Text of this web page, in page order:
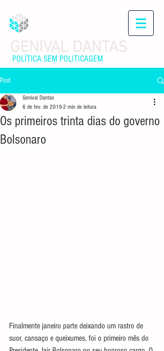
POLÍTICA SEM POLITICAGEM
Post
Os primeiros trinta dias do governo
Bolsonaro
Genival Dantas
6 de fev. de 2019 2 min de leitura
Finalmente janeiro parte deixando um rastro de
suor, cansaço e queixumes, foi o primeiro mês do